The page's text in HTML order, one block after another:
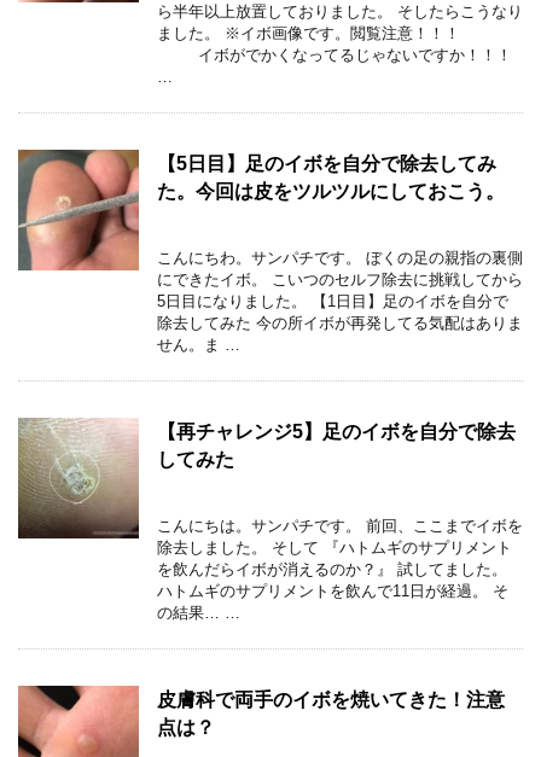
ら半年以上放置しておりました。 そしたらこうなり
ました。 ※イボ画像です。閲覧注意！！！
イボがでかくなってるじゃないですか！！！
【5日目】足のイボを自分で除去してみ
た。今回は皮をツルツルにしておこう。
こんにちわ。サンパチです。 ぼくの足の親指の裏側
にできたイボ。 こいつのセルフ除去に挑戦してから
5日目になりました。 【1日目】足のイボを自分で
除去してみた 今の所イボが再発してる気配はありま
せん。ま …
【再チャレンジ5】足のイボを自分で除去
してみた
こんにちは。サンパチです。 前回、ここまでイボを
除去しました。 そして 『ハトムギのサプリメント
を飲んだらイボが消えるのか？』 試してました。
ハトムギのサプリメントを飲んで11日が経過。 そ
の結果… …
皮膚科で両手のイボを焼いてきた！注意
点は？